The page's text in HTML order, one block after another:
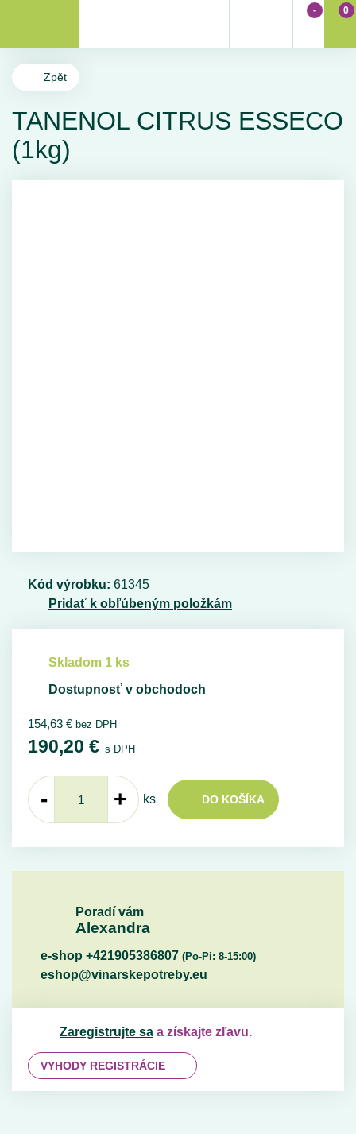
- 0
Zpět
TANENOL CITRUS ESSECO
(1kg)
Kód výrobku: 61345
Pridať k obľúbeným položkám
Skladom 1 ks
Dostupnosť v obchodoch
154,63 € bez DPH
190,20 € s DPH
- + ks DO KOŠÍKA
Poradí vám
Alexandra
e-shop +421905386807 (Po-Pi: 8-15:00)
eshop@vinarskepotreby.eu
Zaregistrujte sa a získajte zľavu.
VYHODY REGISTRÁCIE